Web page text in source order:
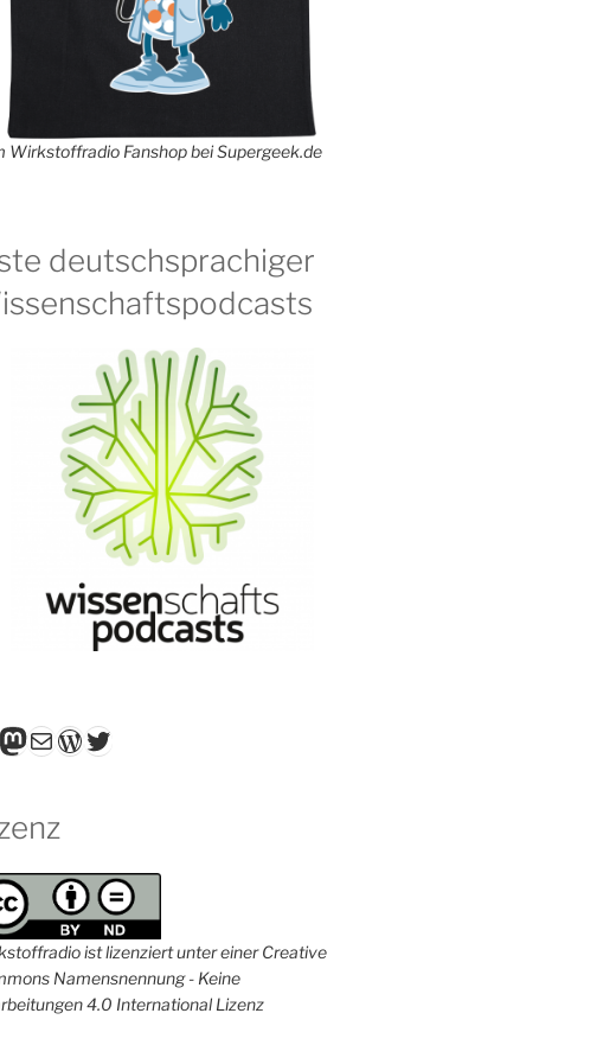
Wirkstoffradio Fanshop bei Supergeek.de
deutschsprachiger
Mastodon
E-MailWordPress
Twitter
ist lizenziert unter einer Creative
Namensnennung - Keine
4.0 International Lizenz